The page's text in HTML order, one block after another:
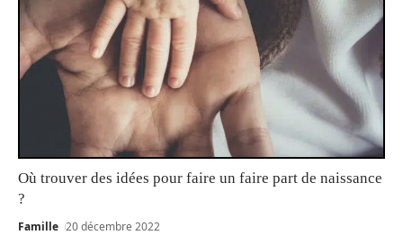
Où trouver des idées pour faire un faire part de naissance
?
Famille 20 décembre 2022